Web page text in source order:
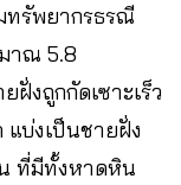
ทรัพยากรธรณี
าณ 5.8
งถูกกัดเซาะเร็ว
บ่งเป็นชายฝั่ง
ที่มีทั้งหาดหิน